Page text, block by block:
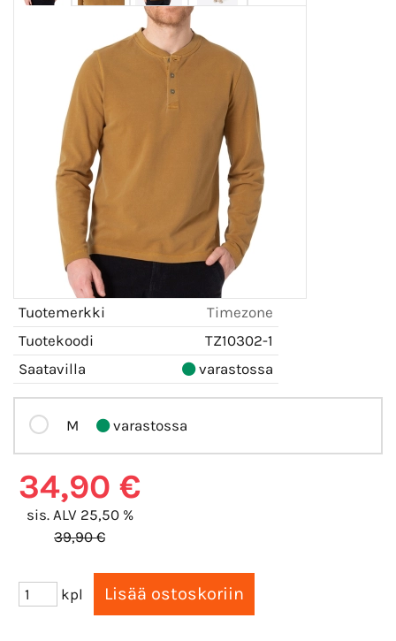
Tuotemerkki
Timezone
Tuotekoodi
TZ10302-1
Saatavilla
varastossa
M varastossa
34,90 €
sis. ALV 25,50 %
39,90 €
kpl